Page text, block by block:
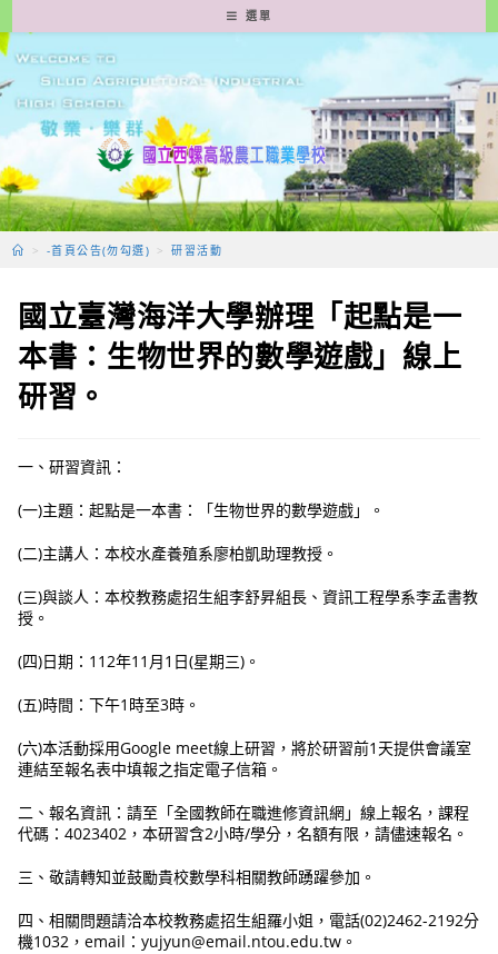
轉
至
要
容
選單
> -首頁公告(勿勾選) > 研習活動
國立臺灣海洋大學辦理「起點是一
本書：生物世界的數學遊戲」線上
研習。
一、研習資訊：
(一)主題：起點是一本書：「生物世界的數學遊戲」。
(二)主講人：本校水產養殖系廖柏凱助理教授。
(三)與談人：本校教務處招生組李舒昇組長、資訊工程學系李孟書教
授。
(四)日期：112年11月1日(星期三)。
(五)時間：下午1時至3時。
(六)本活動採用Google meet線上研習，將於研習前1天提供會議室
連結至報名表中填報之指定電子信箱。
二、報名資訊：請至「全國教師在職進修資訊網」線上報名，課程
代碼：4023402，本研習含2小時/學分，名額有限，請儘速報名。
三、敬請轉知並鼓勵貴校數學科相關教師踴躍參加。
四、相關問題請洽本校教務處招生組羅小姐，電話(02)2462-2192分
機1032，email：yujyun@email.ntou.edu.tw。